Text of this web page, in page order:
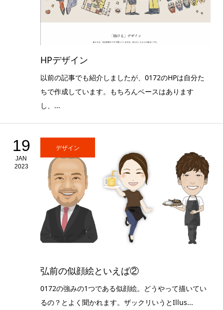
HPデザイン
以前の記事でも紹介しましたが、0172のHPは自分た
ちで作成しています。もちろんベースはあります
し、...
19
JAN
2023
デザイン
弘前の似顔絵といえば②
0172の強みの1つである似顔絵。どうやって描いてい
るの？とよく聞かれます。ザックリいうとIllus...